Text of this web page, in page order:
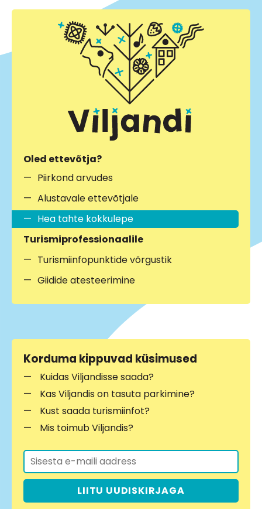
Oled ettevõtja?
Piirkond arvudes
Alustavale ettevõtjale
Hea tahte kokkulepe
Turismiprofessionaalile
Turismiinfopunktide võrgustik
Giidide atesteerimine
Korduma kippuvad küsimused
Kuidas Viljandisse saada?
Kas Viljandis on tasuta parkimine?
Kust saada turismiinfot?
Mis toimub Viljandis?
LIITU UUDISKIRJAGA